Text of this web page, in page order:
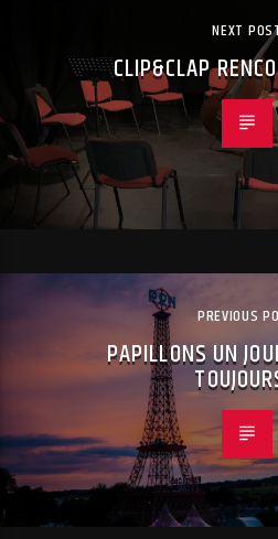
NEXT
CLIP&CLAP
PREVIOUS
PAPILLONS UN